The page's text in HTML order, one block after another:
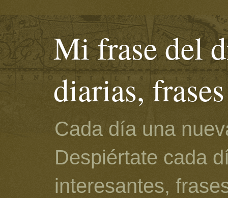
Mi frase del
diarias,
Cada día una
Despiértate cada
interesantes,